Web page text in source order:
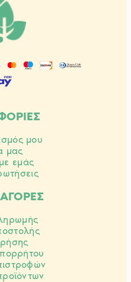
μου
μας
εμάς